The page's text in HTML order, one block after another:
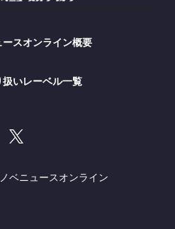
ースオンライン概要
扱いレーベル一覧
ベニュースオンライン